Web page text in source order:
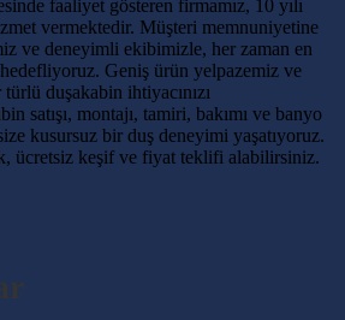
faaliyet gösteren firmamız, 10 yılı
vermektedir. Müşteri memnuniyetine
ve deneyimli ekibimizle, her zaman en
Geniş ürün yelpazemiz ve
duşakabin ihtiyacınızı
satışı, montajı, tamiri, bakımı ve banyo
kusursuz bir duş deneyimi yaşatıyoruz.
ücretsiz keşif ve fiyat teklifi alabilirsiniz.